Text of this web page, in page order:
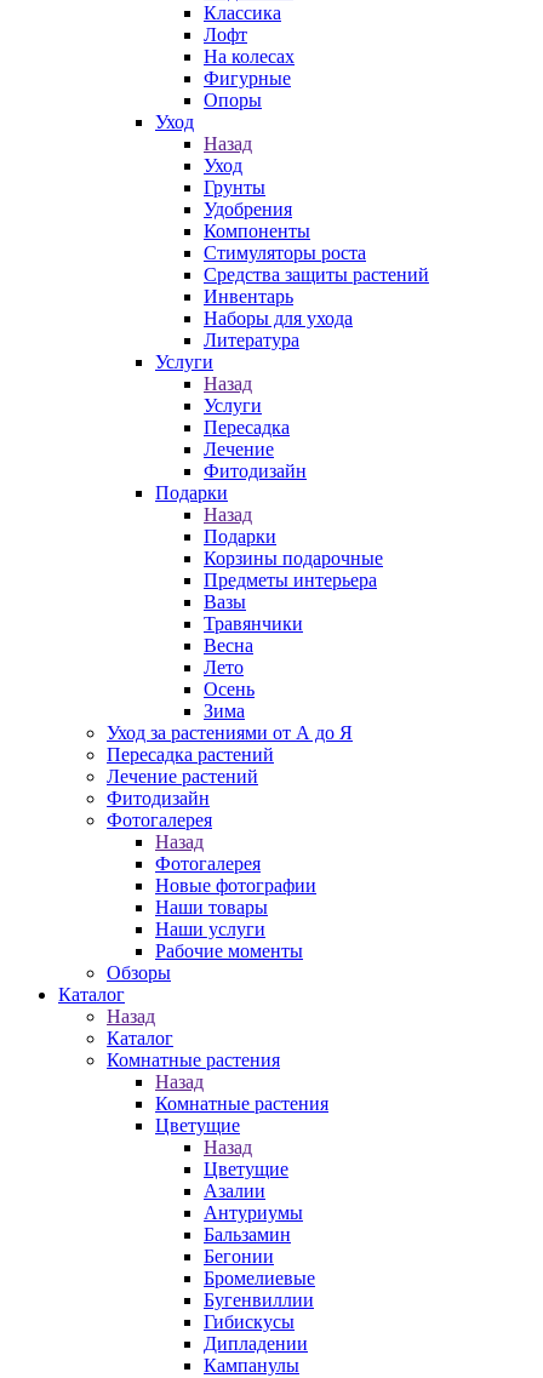
Классика
Лофт
На колесах
Фигурные
Опоры
Уход
Назад
Уход
Грунты
Удобрения
Компоненты
Стимуляторы роста
Средства защиты растений
Инвентарь
Наборы для ухода
Литература
Услуги
Назад
Услуги
Пересадка
Лечение
Фитодизайн
Подарки
Назад
Подарки
Корзины подарочные
Предметы интерьера
Вазы
Травянчики
Весна
Лето
Осень
Зима
Уход за растениями от А до Я
Пересадка растений
Лечение растений
Фитодизайн
Фотогалерея
Назад
Фотогалерея
Новые фотографии
Наши товары
Наши услуги
Рабочие моменты
Обзоры
Каталог
Назад
Каталог
Комнатные растения
Назад
Комнатные растения
Цветущие
Назад
Цветущие
Азалии
Антуриумы
Бальзамин
Бегонии
Бромелиевые
Бугенвиллии
Гибискусы
Дипладении
Кампанулы